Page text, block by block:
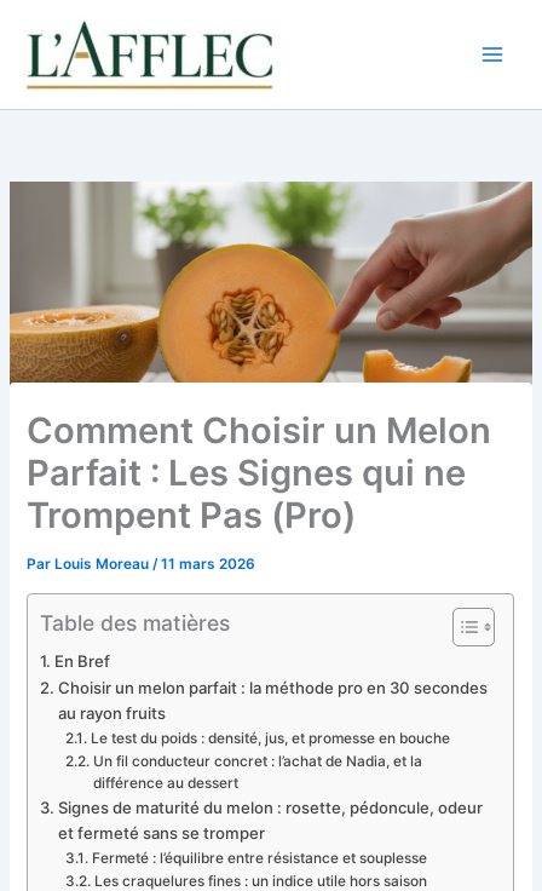
contenu
Comment Choisir un Melon
Parfait : Les Signes qui ne
Trompent Pas (Pro)
Par Louis Moreau/11 mars 2026
Table des matières
En Bref
Choisir un melon parfait : la méthode pro en 30 secondes
au rayon fruits
Le test du poids : densité, jus, et promesse en bouche
Un fil conducteur concret : l’achat de Nadia, et la
différence au dessert
Signes de maturité du melon : rosette, pédoncule, odeur
et fermeté sans se tromper
Fermeté : l’équilibre entre résistance et souplesse
Les craquelures fines : un indice utile hors saison